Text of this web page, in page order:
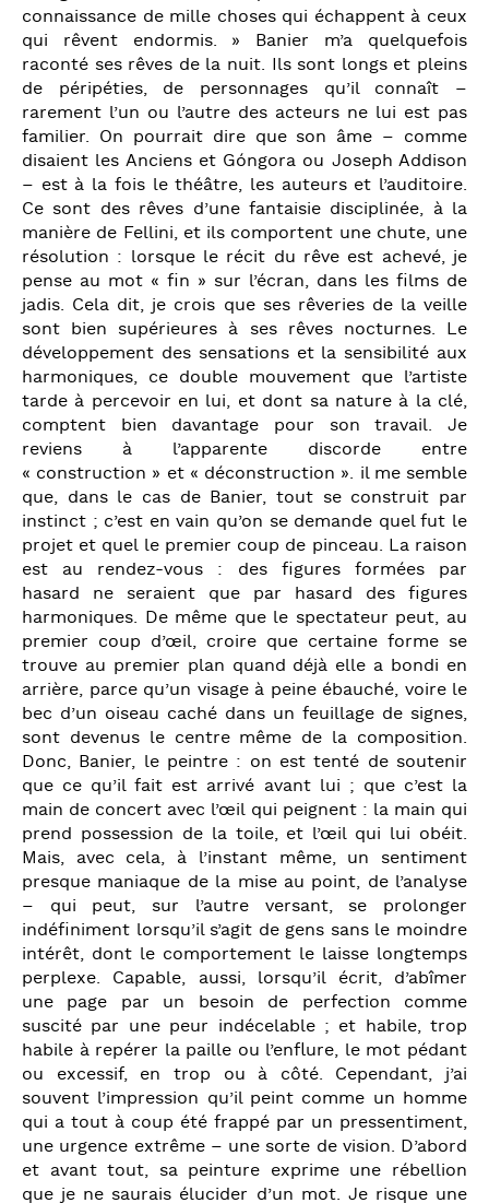
connaissance de mille choses qui échappent à ceux
qui rêvent endormis. » Banier m’a quelquefois
raconté ses rêves de la nuit. Ils sont longs et pleins
de péripéties, de personnages qu’il connaît –
rarement l’un ou l’autre des acteurs ne lui est pas
familier. On pourrait dire que son âme – comme
disaient les Anciens et Góngora ou Joseph Addison
– est à la fois le théâtre, les auteurs et l’auditoire.
Ce sont des rêves d’une fantaisie disciplinée, à la
manière de Fellini, et ils comportent une chute, une
résolution : lorsque le récit du rêve est achevé, je
pense au mot « fin » sur l’écran, dans les films de
jadis. Cela dit, je crois que ses rêveries de la veille
sont bien supérieures à ses rêves nocturnes. Le
développement des sensations et la sensibilité aux
harmoniques, ce double mouvement que l’artiste
tarde à percevoir en lui, et dont sa nature à la clé,
comptent bien davantage pour son travail. Je
reviens à l’apparente discorde entre
« construction » et « déconstruction ». il me semble
que, dans le cas de Banier, tout se construit par
instinct ; c’est en vain qu’on se demande quel fut le
projet et quel le premier coup de pinceau. La raison
est au rendez-vous : des figures formées par
hasard ne seraient que par hasard des figures
harmoniques. De même que le spectateur peut, au
premier coup d’œil, croire que certaine forme se
trouve au premier plan quand déjà elle a bondi en
arrière, parce qu’un visage à peine ébauché, voire le
bec d’un oiseau caché dans un feuillage de signes,
sont devenus le centre même de la composition.
Donc, Banier, le peintre : on est tenté de soutenir
que ce qu’il fait est arrivé avant lui ; que c’est la
main de concert avec l’œil qui peignent : la main qui
prend possession de la toile, et l’œil qui lui obéit.
Mais, avec cela, à l’instant même, un sentiment
presque maniaque de la mise au point, de l’analyse
– qui peut, sur l’autre versant, se prolonger
indéfiniment lorsqu’il s’agit de gens sans le moindre
intérêt, dont le comportement le laisse longtemps
perplexe. Capable, aussi, lorsqu’il écrit, d’abîmer
une page par un besoin de perfection comme
suscité par une peur indécelable ; et habile, trop
habile à repérer la paille ou l’enflure, le mot pédant
ou excessif, en trop ou à côté. Cependant, j’ai
souvent l’impression qu’il peint comme un homme
qui a tout à coup été frappé par un pressentiment,
une urgence extrême – une sorte de vision. D’abord
et avant tout, sa peinture exprime une rébellion
que je ne saurais élucider d’un mot. Je risque une